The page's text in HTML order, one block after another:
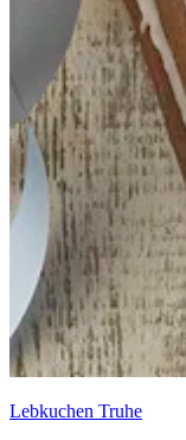
Lebkuchen Truhe